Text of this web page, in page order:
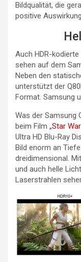
Bildqualität, die
positive
Auch HDR-
sehen auf dem
Neben den
unterstützt der
Format. Samsung
Was der Samsung
beim Film „Star
Ultra HD Blu-Ray
Bild enorm an
dreidimensional.
und auch helle
Laserstrahlen